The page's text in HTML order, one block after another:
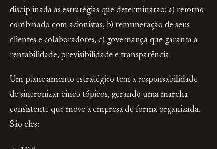
disciplinada as estratégias que determinarão: a) retorno
combinado com acionistas, b) remuneração de seus
clientes e colaboradores, c) governança que garanta a
rentabilidade, previsibilidade e transparência.
Um planejamento estratégico tem a responsabilidade
de sincronizar cinco tópicos, gerando uma marcha
consistente que move a empresa de forma organizada.
São eles: